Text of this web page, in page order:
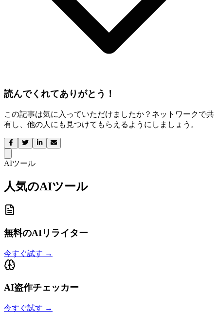
読んでくれてありがとう！
この記事は気に入っていただけましたか？ネットワークで共
有し、他の人にも見つけてもらえるようにしましょう。
AIツール
人気のAIツール
無料のAIリライター
今すぐ試す →
AI盗作チェッカー
今すぐ試す →